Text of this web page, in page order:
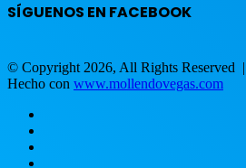
SÍGUENOS EN FACEBOOK
© Copyright 2026, All Rights Reserved |
Hecho con www.mollendovegas.com